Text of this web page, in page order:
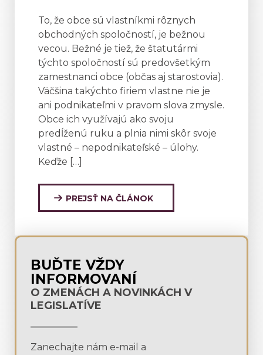
To, že obce sú vlastníkmi rôznych
obchodných spoločností, je bežnou
vecou. Bežné je tiež, že štatutármi
týchto spoločností sú predovšetkým
zamestnanci obce (občas aj starostovia).
Väčšina takýchto firiem vlastne nie je
ani podnikateľmi v pravom slova zmysle.
Obce ich využívajú ako svoju
predĺženú ruku a plnia nimi skôr svoje
vlastné – nepodnikateľské – úlohy.
Keďže […]
PREJSŤ NA ČLÁNOK
BUĎTE VŽDY
INFORMOVANÍ
O ZMENÁCH A NOVINKÁCH V
LEGISLATÍVE
Zanechajte nám e-mail a